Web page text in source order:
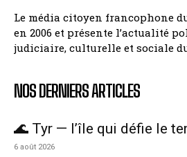
Le média citoyen francophone
en 2006 et présente l’actualité
judiciaire, culturelle et sociale du
NOS DERNIERS ARTICLES
🌊 Tyr — l’île qui défie le
6 août 2026